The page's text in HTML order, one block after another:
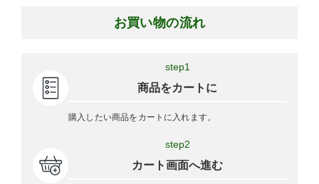
お買い物の流れ
step1
商品をカートに
購入したい商品をカートに入れます。
step2
カート画面へ進む